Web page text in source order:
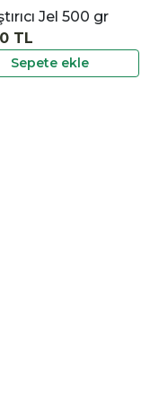
Jel 500 gr
Sepete ekle
TL